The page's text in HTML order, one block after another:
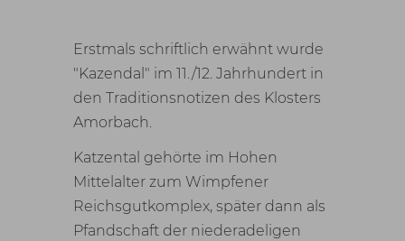
Erstmals schriftlich erwähnt wurde
"Kazendal" im 11./12. Jahrhundert in
den Traditionsnotizen des Klosters
Amorbach.
Katzental gehörte im Hohen
Mittelalter zum Wimpfener
Reichsgutkomplex, später dann als
Pfandschaft der niederadeligen